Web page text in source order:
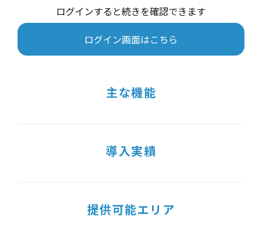
ログインすると続きを確認できます
ログイン画面はこちら
主な機能
導入実績
提供可能エリア